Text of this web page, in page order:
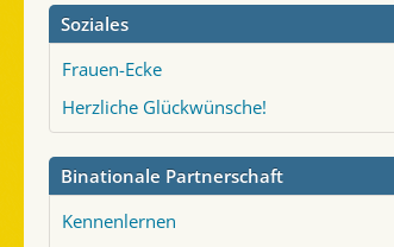
Soziales
Frauen-Ecke
Herzliche Glückwünsche!
Binationale Partnerschaft
Kennenlernen